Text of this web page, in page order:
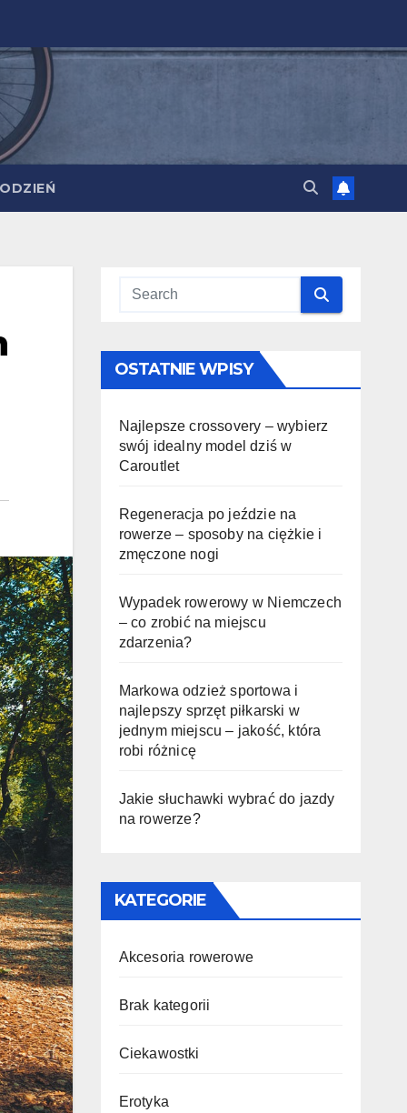
OSTATNIE WPISY
Najlepsze crossovery – wybierz
swój idealny model dziś w
Caroutlet
Regeneracja po jeździe na
rowerze – sposoby na ciężkie i
zmęczone nogi
Wypadek rowerowy w Niemczech
– co zrobić na miejscu
zdarzenia?
Markowa odzież sportowa i
najlepszy sprzęt piłkarski w
jednym miejscu – jakość, która
robi różnicę
Jakie słuchawki wybrać do jazdy
na rowerze?
KATEGORIE
Akcesoria rowerowe
Brak kategorii
Ciekawostki
Erotyka